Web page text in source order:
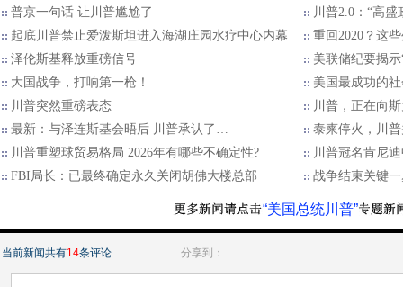
普京一句话 让川普尴尬了
川普2.0：“高盛
起底川普禁止爱泼斯坦进入海湖庄园水疗中心内幕
重回2020？这
泽伦斯基释放重磅信号
美联储纪要揭
大国战争，打响第一枪！
美国最成功的
川普突然重磅表态
川普，正在向
最新：与泽连斯基会晤后 川普承认了…
泰柬停火，川
川普重塑球贸易格局 2026年有哪些不确定性?
川普冠名肯尼
FBI局长：已最终确定永久关闭胡佛大楼总部
战争结束关键
“美国总统川普”
当前新闻共有14条评论 分享到：